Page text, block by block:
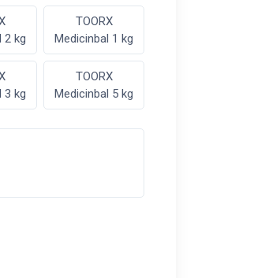
2 kg
TOORX
Medicinbal 1 kg
3 kg
TOORX
Medicinbal 5 kg